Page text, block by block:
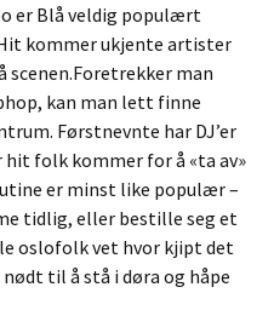
er Blå veldig populært
kommer ukjente artister
scenen.Foretrekker man
kan man lett finne
Førstnevnte har DJ’er
hit folk kommer for å «ta av»
er minst like populær –
tidlig, eller bestille seg et
oslofolk vet hvor kjipt det
til å stå i døra og håpe